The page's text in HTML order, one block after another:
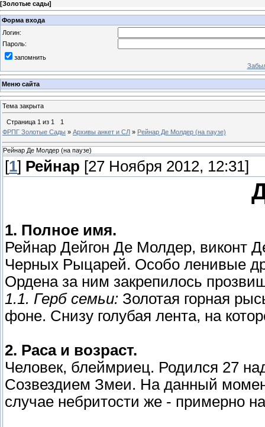
[Золотые сады]
Форма входа
Логин:
Пароль:
запомнить
Меню сайта
Тема закрыта
Страница 1 из 1
1
ФРПГ Золотые Сады » Архивы анкет и СЛ » Рейнар Де Молдер (на паузе)
Рейнар Де Молдер (на паузе)
[1] Рейнар [27 Ноября 2012, 12:31]
1. Полное имя.
Рейнар Дейгон Де Молдер, виконт
Черных Рыцарей. Особо ленивые
Ордена за ним закрепилось
1.1. Герб семьи: Золотая горная
фоне. Снизу голубая лента, на
2. Раса и возраст.
Человек, блеймриец. Родился 27
Созвездием Змеи. На данный
случае небритости же - примерно